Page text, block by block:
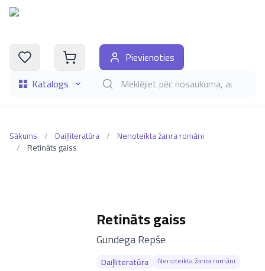
Katalogs Meklēt grāmatas pēc nosaukuma, autora,
Pievienoties
Sākums / Daiļliteratūra / Nenoteikta žanra romāni
/ Retināts gaiss
Retināts gaiss
–
Gundega Repše
Daiļliteratūra Nenoteikta žanra romāni